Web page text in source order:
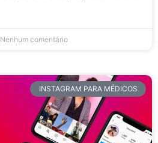
Nenhum comentário
INSTAGRAM PARA MÉDICOS